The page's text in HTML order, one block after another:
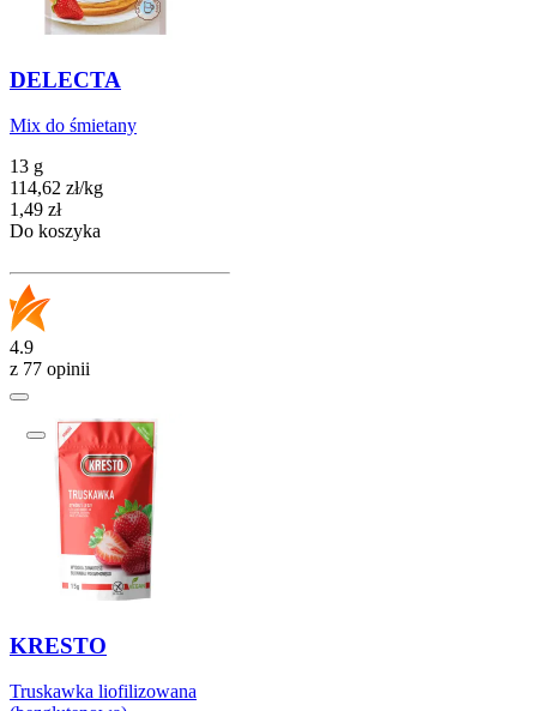
DELECTA
Mix do śmietany
13 g
114,62 zł/kg
Cena
1,49 zł
Do koszyka
4.9
z 77 opinii
KRESTO
Truskawka liofilizowana